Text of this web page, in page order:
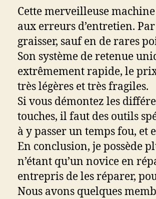
Cette merveilleuse
aux erreurs d’entretien.
graisser, sauf en de rares
Son système de retenue
extrêmement rapide, le
très légères et très fragiles.
Si vous démontez les
touches, il faut des outils
à y passer un temps fou, et
En conclusion, je possède
n’étant qu’un novice en
entrepris de les réparer,
Nous avons quelques